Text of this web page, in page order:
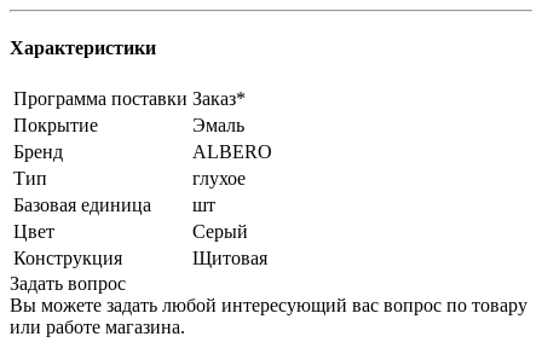
Характеристики
Программа поставки Заказ*
Покрытие
Эмаль
Бренд
ALBERO
Тип
глухое
Базовая единица
шт
Цвет
Серый
Конструкция
Щитовая
Задать вопрос
Вы можете задать любой интересующий вас вопрос по товару
или работе магазина.